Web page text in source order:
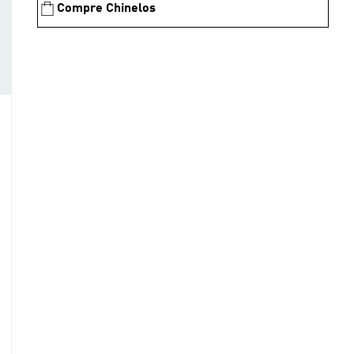
Compre Chinelos